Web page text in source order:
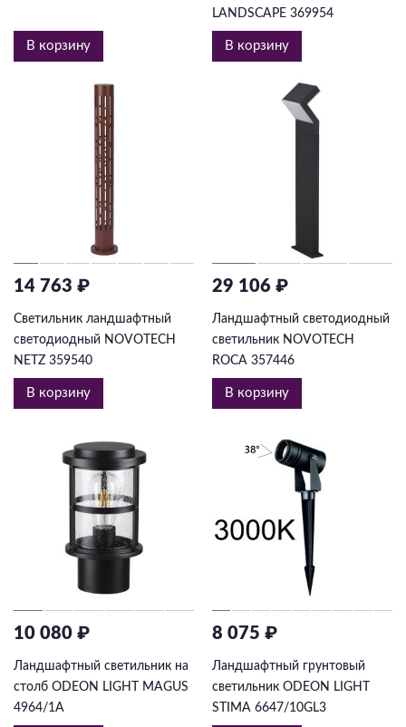
В корзину
LANDSCAPE 369954
В корзину
14 763 ₽
Светильник ландшафтный
светодиодный NOVOTECH
NETZ 359540
В корзину
29 106 ₽
Ландшафтный светодиодный
светильник NOVOTECH
ROCA 357446
В корзину
10 080 ₽
Ландшафтный светильник на
столб ODEON LIGHT MAGUS
4964/1A
8 075 ₽
Ландшафтный грунтовый
светильник ODEON LIGHT
STIMA 6647/10GL3